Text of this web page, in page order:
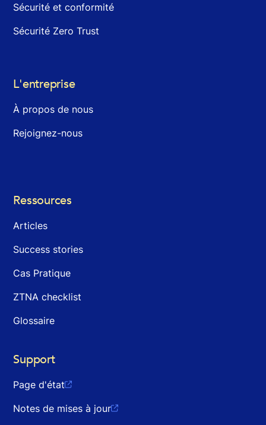
Sécurité et conformité
Sécurité Zero Trust
L'entreprise
À propos de nous
Rejoignez-nous
Ressources
Articles
Success stories
Cas Pratique
ZTNA checklist
Glossaire
Support
Page d'état
Notes de mises à jour